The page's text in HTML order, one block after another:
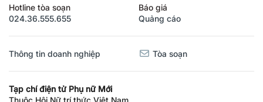
Hotline tòa soạn
024.36.555.655
Báo giá
Quảng cáo
Thông tin doanh nghiệp Tòa soạn
Tạp chí điện tử Phụ nữ Mới
Thuộc Hội Nữ trí thức Việt Nam